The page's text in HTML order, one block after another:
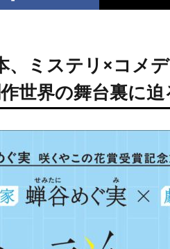
、ミステリ×コメ
世界の舞台裏に